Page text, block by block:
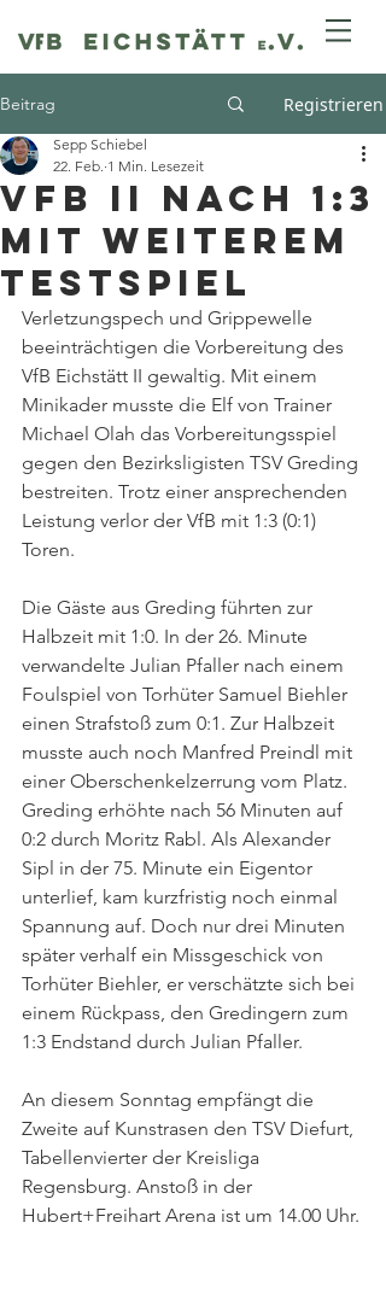
Beitrag Registrieren
VfB II nach 1:3
mit weiterem
Testspiel
Sepp Schiebel
22. Feb. 1 Min. Lesezeit
Verletzungspech und Grippewelle
beeinträchtigen die Vorbereitung des
VfB Eichstätt II gewaltig. Mit einem
Minikader musste die Elf von Trainer
Michael Olah das Vorbereitungsspiel
gegen den Bezirksligisten TSV Greding
bestreiten. Trotz einer ansprechenden
Leistung verlor der VfB mit 1:3 (0:1)
Toren.
Die Gäste aus Greding führten zur
Halbzeit mit 1:0. In der 26. Minute
verwandelte Julian Pfaller nach einem
Foulspiel von Torhüter Samuel Biehler
einen Strafstoß zum 0:1. Zur Halbzeit
musste auch noch Manfred Preindl mit
einer Oberschenkelzerrung vom Platz.
Greding erhöhte nach 56 Minuten auf
0:2 durch Moritz Rabl. Als Alexander
Sipl in der 75. Minute ein Eigentor
unterlief, kam kurzfristig noch einmal
Spannung auf. Doch nur drei Minuten
später verhalf ein Missgeschick von
Torhüter Biehler, er verschätzte sich bei
einem Rückpass, den Gredingern zum
1:3 Endstand durch Julian Pfaller.
An diesem Sonntag empfängt die
Zweite auf Kunstrasen den TSV Diefurt,
Tabellenvierter der Kreisliga
Regensburg. Anstoß in der
Hubert+Freihart Arena ist um 14.00 Uhr.